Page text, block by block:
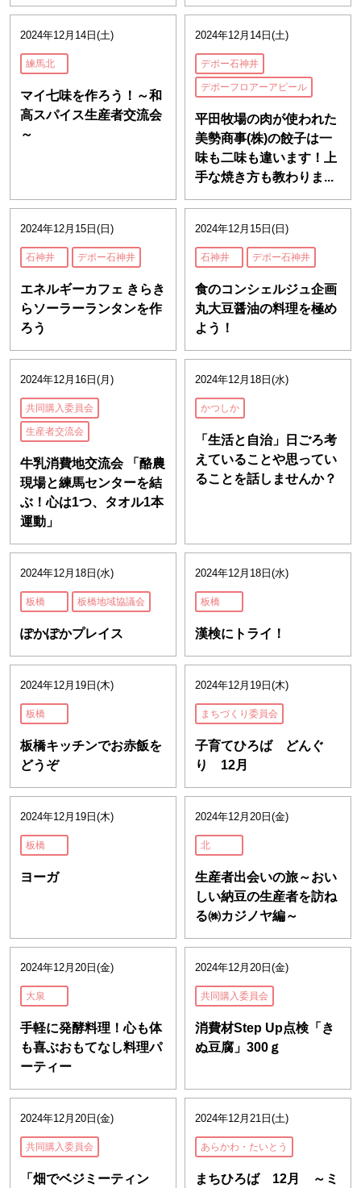
2024年12月14日(土)
練馬北
マイ七味を作ろう！～和
高スパイス生産者交流会
～
2024年12月14日(土)
デポー石神井
デポーフロアーアピール
平田牧場の肉が使われた
美勢商事(株)の餃子は一
味も二味も違います！上
手な焼き方も教わりま...
2024年12月15日(日)
石神井 デポー石神井
エネルギーカフェ きらき
らソーラーランタンを作
ろう
2024年12月15日(日)
石神井 デポー石神井
食のコンシェルジュ企画
丸大豆醤油の料理を極め
よう！
2024年12月16日(月)
共同購入委員会
生産者交流会
牛乳消費地交流会 「酪農
現場と練馬センターを結
ぶ！心は1つ、タオル1本
運動」
2024年12月18日(水)
かつしか
「生活と自治」日ごろ考
えていることや思ってい
ることを話しませんか？
2024年12月18日(水)
板橋 板橋地域協議会
ぽかぽかプレイス
2024年12月18日(水)
板橋
漢検にトライ！
2024年12月19日(木)
板橋
板橋キッチンでお赤飯を
どうぞ
2024年12月19日(木)
まちづくり委員会
子育てひろば どんぐ
り 12月
2024年12月19日(木)
板橋
ヨーガ
2024年12月20日(金)
北
生産者出会いの旅～おい
しい納豆の生産者を訪ね
る㈱カジノヤ編～
2024年12月20日(金)
大泉
手軽に発酵料理！心も体
も喜ぶおもてなし料理パ
ーティー
2024年12月20日(金)
共同購入委員会
消費材Step Up点検「き
ぬ豆腐」300ｇ
2024年12月20日(金)
共同購入委員会
「畑でベジミーティン
2024年12月21日(土)
あらかわ・たいとう
まちひろば 12月 ～ミ